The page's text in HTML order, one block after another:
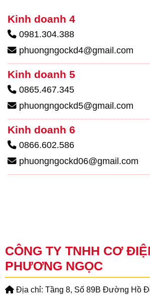
Kinh doanh 4
0981.304.388
phuongngockd4@gmail.com
Kinh doanh 5
0865.467.345
phuongngockd5@gmail.com
Kinh doanh 6
0866.602.586
phuongngockd06@gmail.com
CÔNG TY TNHH CƠ
PHƯƠNG NGỌC
Địa chỉ: Tầng 8, Số 89B Đường Hồ